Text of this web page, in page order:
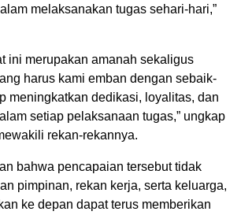
melaksanakan tugas sehari-hari,”
ini merupakan amanah sekaligus
harus kami emban dengan sebaik-
meningkatkan dedikasi, loyalitas, dan
setiap pelaksanaan tugas,” ungkap
rekan-rekannya.
bahwa pencapaian tersebut tidak
pimpinan, rekan kerja, serta keluarga,
ke depan dapat terus memberikan